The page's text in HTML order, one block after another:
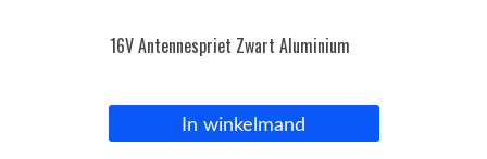
16V Antennespriet Zwart Aluminium
In winkelmand